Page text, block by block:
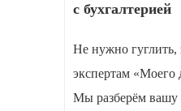
с бухгалтерией
Не нужно гуглить,
экспертам «Моего
Мы разберём вашу